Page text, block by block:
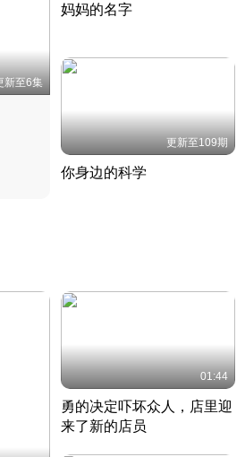
新至6集
妈妈的名字
更新至109期
你身边的科学
01:44
勇的决定吓坏众人，店里迎
来了新的店员